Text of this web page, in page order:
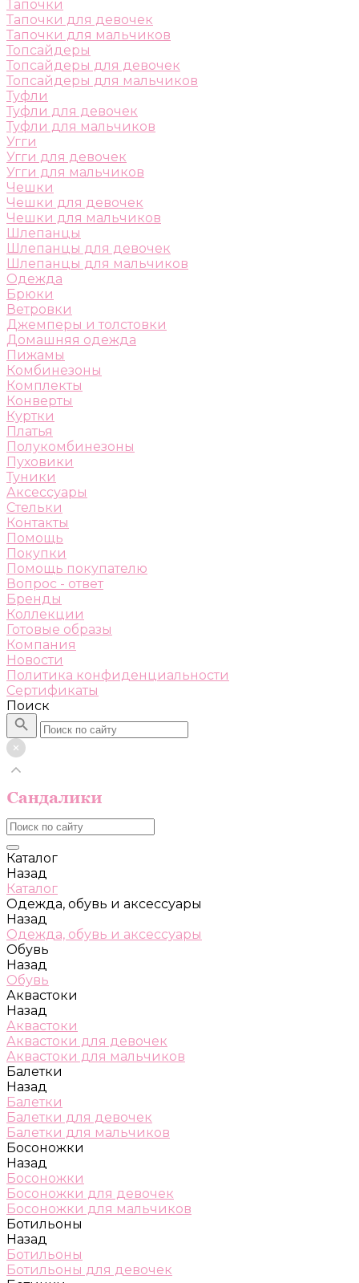
Тапочки
Тапочки для девочек
Тапочки для мальчиков
Топсайдеры
Топсайдеры для девочек
Топсайдеры для мальчиков
Туфли
Туфли для девочек
Туфли для мальчиков
Угги
Угги для девочек
Угги для мальчиков
Чешки
Чешки для девочек
Чешки для мальчиков
Шлепанцы
Шлепанцы для девочек
Шлепанцы для мальчиков
Одежда
Брюки
Ветровки
Джемперы и толстовки
Домашняя одежда
Пижамы
Комбинезоны
Комплекты
Конверты
Куртки
Платья
Полукомбинезоны
Пуховики
Туники
Аксессуары
Стельки
Контакты
Помощь
Покупки
Помощь покупателю
Вопрос - ответ
Бренды
Коллекции
Готовые образы
Компания
Новости
Политика конфиденциальности
Сертификаты
Поиск
Каталог
Назад
Каталог
Одежда, обувь и аксессуары
Назад
Одежда, обувь и аксессуары
Обувь
Назад
Обувь
Аквастоки
Назад
Аквастоки
Аквастоки для девочек
Аквастоки для мальчиков
Балетки
Назад
Балетки
Балетки для девочек
Балетки для мальчиков
Босоножки
Назад
Босоножки
Босоножки для девочек
Босоножки для мальчиков
Ботильоны
Назад
Ботильоны
Ботильоны для девочек